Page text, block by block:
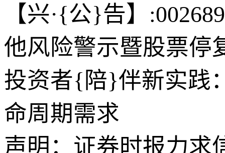
【兴·{公}告】
他风险警示暨股票停
投资者{陪}伴新实践
命周期需求
声明：证券时报力求